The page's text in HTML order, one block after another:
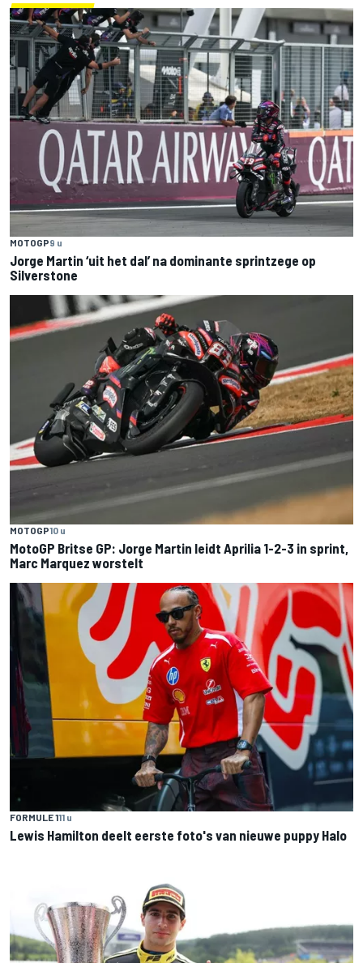
MOTOGP9 u
Jorge Martin ‘uit het dal’ na dominante sprintzege op
Silverstone
MOTOGP10 u
MotoGP Britse GP: Jorge Martin leidt Aprilia 1-2-3 in sprint,
Marc Marquez worstelt
FORMULE 111 u
Lewis Hamilton deelt eerste foto's van nieuwe puppy Halo